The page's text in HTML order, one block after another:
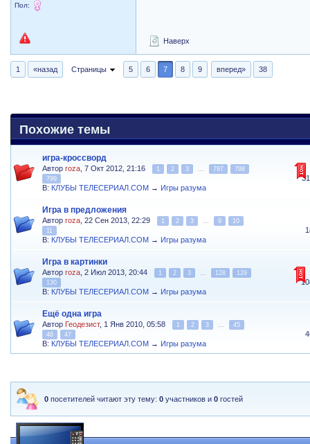
Пол:
Наверх
1 «назад Страницы 5 6 7 8 9 вперед» 38
Похожие темы
игра-кроссворд
Авторroza , 7 Окт 2012, 21:16 1 2 3 ... 797
798
799
В: КЛУБЫ ТЕЛЕСЕРИАЛ.COM → Игры разума
Игра в предложения
Авторroza , 22 Сен 2013, 22:29 1 2 3 ... 9
10
11
В: КЛУБЫ ТЕЛЕСЕРИАЛ.COM → Игры разума
Игра в картинки
Авторroza , 2 Июл 2013, 20:44 1 2 3 ... 128
129
130
В: КЛУБЫ ТЕЛЕСЕРИАЛ.COM → Игры разума
Ещё одна игра
Автор Геодезист, 1 Янв 2010, 05:58 1 2 3 ...
45
46
47
В: КЛУБЫ ТЕЛЕСЕРИАЛ.COM → Игры разума
0 посетителей читают эту тему:0 участников и0 гостей